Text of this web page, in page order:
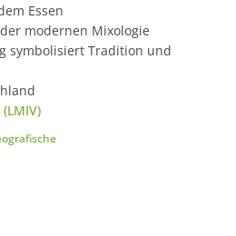
Essen
modernen Mixologie
symbolisiert Tradition und